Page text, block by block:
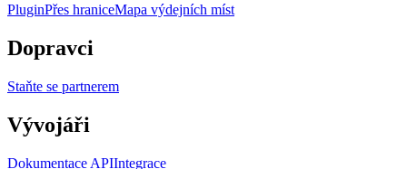
PluginPřes hraniceMapa výdejních míst
Dopravci
Staňte se partnerem
Vývojáři
Dokumentace APIIntegrace